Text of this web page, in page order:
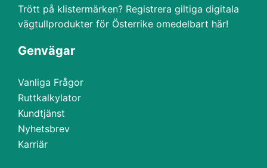
Trött på klistermärken? Registrera giltiga digitala
vägtullprodukter för Österrike omedelbart här!
Genvägar
Vanliga Frågor
Ruttkalkylator
Kundtjänst
Nyhetsbrev
Karriär